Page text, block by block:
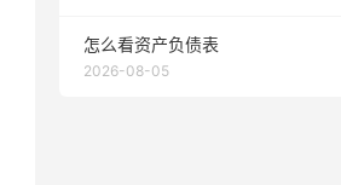
怎么看资产负债表
2026-08-05